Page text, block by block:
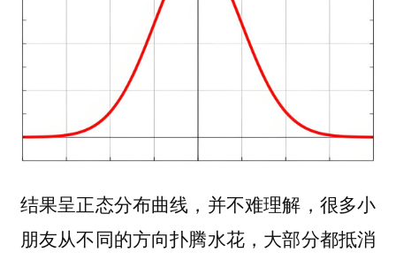
结果呈正态分布曲线，并不难理解，很多小
朋友从不同的方向扑腾水花，大部分都抵消